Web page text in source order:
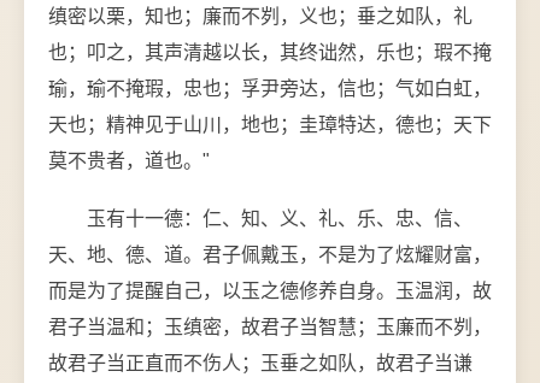
缜密以栗，知也；廉而不刿，义也；垂之如队，礼
也；叩之，其声清越以长，其终诎然，乐也；瑕不掩
瑜，瑜不掩瑕，忠也；孚尹旁达，信也；气如白虹，
天也；精神见于山川，地也；圭璋特达，德也；天下
莫不贵者，道也。"
玉有十一德：仁、知、义、礼、乐、忠、信、
天、地、德、道。君子佩戴玉，不是为了炫耀财富，
而是为了提醒自己，以玉之德修养自身。玉温润，故
君子当温和；玉缜密，故君子当智慧；玉廉而不刿，
故君子当正直而不伤人；玉垂之如队，故君子当谦